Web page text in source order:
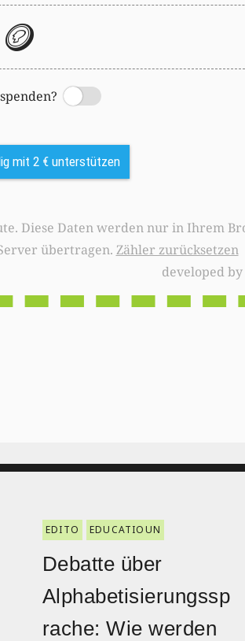
🪙
Switch
mit 2 € unterstützen
übertragen. Zähler zurücksetzen
developed by
EDITO EDUCATIOUN
Debatte über
Alphabetisierungssp
rache: Wie werden